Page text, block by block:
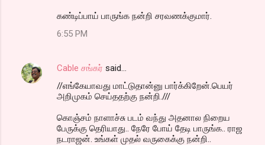
கண்டிப்பாய் பாருங்க நன்றி சரவணக்குமார்.
6:55 PM
Cable சங்கர் said…
//எங்கேயாவது மாட்டுதான்னு பார்க்கிறேன்.பெயர்
அறிமுகம் செய்ததற்கு நன்றி.///
கொஞ்சம் நாளாச்சு படம் வந்து அதனால நிறைய
பேருக்கு தெரியாது.. நேரே போய் தேடி பாருங்க.. ராஜ
நடராஜன். உங்கள் முதல் வருகைக்கு நன்றி..